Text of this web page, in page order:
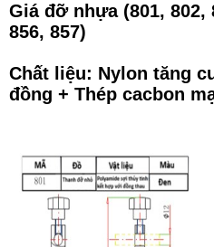
Giá đỡ nhựa (801, 802,
856, 857)
Chất liệu: Nylon tăng
đồng + Thép cacbon